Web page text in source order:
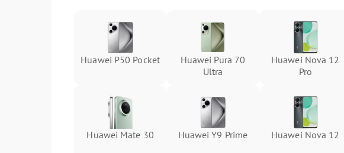
Huawei P50 Pocket
Huawei Pura 70
Ultra
Huawei Nova 12
Pro
Huawei Mate 30 Huawei Y9 Prime Huawei Nova 12